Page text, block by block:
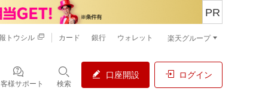
様サポート 検索
口座開設 ログイン
PR
トウシル カード 銀行 ウォレット 楽天グループ